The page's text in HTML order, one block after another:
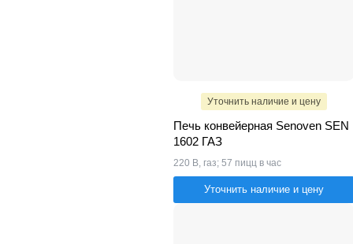
Уточнить наличие и цену
Печь конвейерная Senoven SEN
1602 ГАЗ
220 В, газ; 57 пицц в час
Уточнить наличие и цену